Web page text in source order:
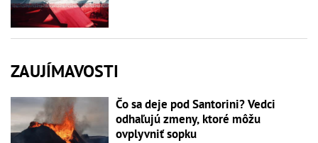
ZAUJÍMAVOSTI
Čo sa deje pod Santorini? Vedci
odhaľujú zmeny, ktoré môžu
ovplyvniť sopku